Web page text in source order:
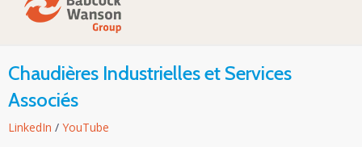
Chaudières Industrielles et Services
Associés
LinkedIn / YouTube